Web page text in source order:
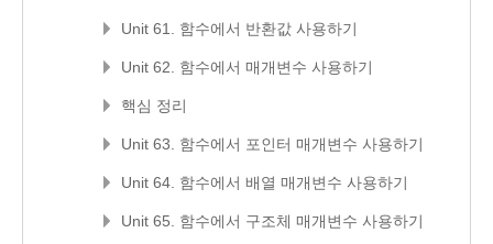
Unit 61. 함수에서 반환값 사용하기
Unit 62. 함수에서 매개변수 사용하기
핵심 정리
Unit 63. 함수에서 포인터 매개변수 사용하기
Unit 64. 함수에서 배열 매개변수 사용하기
Unit 65. 함수에서 구조체 매개변수 사용하기